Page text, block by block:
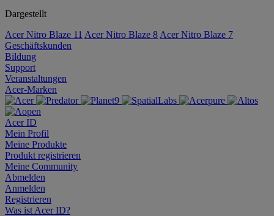
Dargestellt
Acer Nitro Blaze 11 Acer Nitro Blaze 8 Acer Nitro Blaze 7
Geschäftskunden
Bildung
Support
Veranstaltungen
Acer-Marken
Acer ID
Mein Profil
Meine Produkte
Produkt registrieren
Meine Community
Abmelden
Anmelden
Registrieren
Was ist Acer ID?